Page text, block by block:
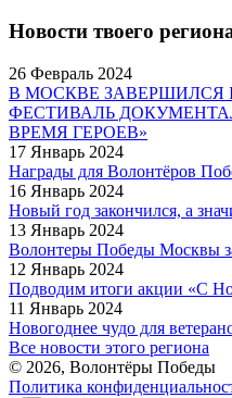
Новости твоего
26 Февраль 2024
В МОСКВЕ
ФЕСТИВАЛЬ
ВРЕМЯ ГЕРОЕВ»
17 Январь 2024
Награды для Волонтёров
16 Январь 2024
Новый год закончился, а
13 Январь 2024
Волонтеры Победы Москвы
12 Январь 2024
Подводим итоги акции «С
11 Январь 2024
Новогоднее чудо для
Все новости этого региона
© 2026, Волонтёры Победы
Политика